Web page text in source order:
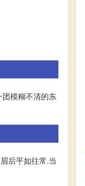
模糊不清的东
后平如往常.当